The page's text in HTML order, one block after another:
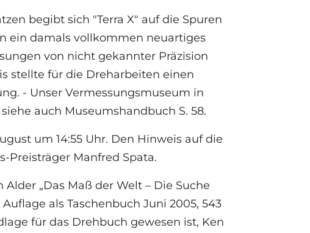
begibt sich "Terra X" auf die Spuren
ein damals vollkommen neuartiges
von nicht gekannter Präzision
stellte für die Dreharbeiten einen
- Unser Vermessungsmuseum in
auch Museumshandbuch S. 58.
um 14:55 Uhr. Den Hinweis auf die
Preisträger Manfred Spata.
„Das Maß der Welt – Die Suche
als Taschenbuch Juni 2005, 543
für das Drehbuch gewesen ist, Ken